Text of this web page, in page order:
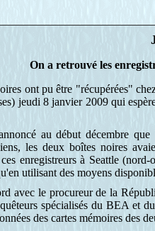
On a retrouvé les
ont pu être "récupérées"
jeudi 8 janvier 2009 qui
au début décembre que
les deux boîtes noires
enregistreurs à Seattle
utilisant des moyens
avec le procureur de la
spécialisés du BEA et
des cartes mémoires des